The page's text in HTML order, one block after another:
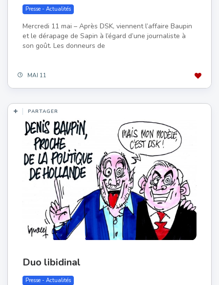
Presse - Actualités
Mercredi 11 mai – Après DSK, viennent l’affaire Baupin
et le dérapage de Sapin à l’égard d’une journaliste à
son goût. Les donneurs de
MAI 11
PARTAGER
Duo libidinal
Presse - Actualités